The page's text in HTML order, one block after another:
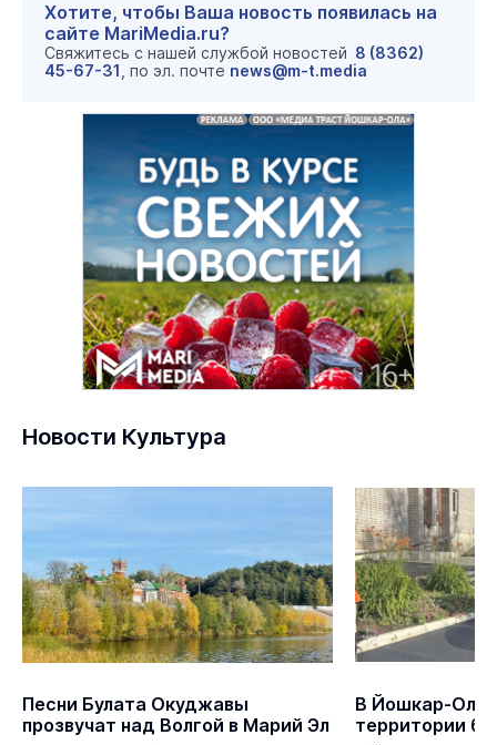
Хотите, чтобы Ваша новость появилась на
сайте MariMedia.ru?
Свяжитесь с нашей службой новостей 8 (8362)
45-67-31 , по эл. почте news@m-t.media
Новости Культура
Песни Булата Окуджавы
прозвучат над Волгой в Марий Эл
В Йошкар-Оле
территории